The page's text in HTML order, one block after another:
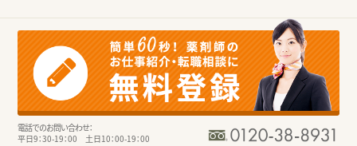
電話でのお問い合わせ：
平日9：30-19：00 土日10：00-19：00